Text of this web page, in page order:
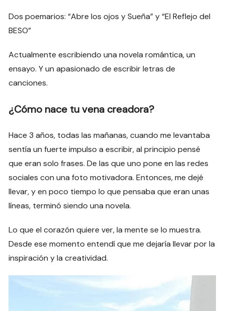
Dos poemarios: “Abre los ojos y Sueña” y “El Reflejo del
BESO”
Actualmente escribiendo una novela romántica, un
ensayo. Y un apasionado de escribir letras de
canciones.
¿Cómo nace tu vena creadora?
Hace 3 años, todas las mañanas, cuando me levantaba
sentía un fuerte impulso a escribir, al principio pensé
que eran solo frases. De las que uno pone en las redes
sociales con una foto motivadora. Entonces, me dejé
llevar, y en poco tiempo lo que pensaba que eran unas
líneas, terminó siendo una novela.
Lo que el corazón quiere ver, la mente se lo muestra.
Desde ese momento entendí que me dejaría llevar por la
inspiración y la creatividad.